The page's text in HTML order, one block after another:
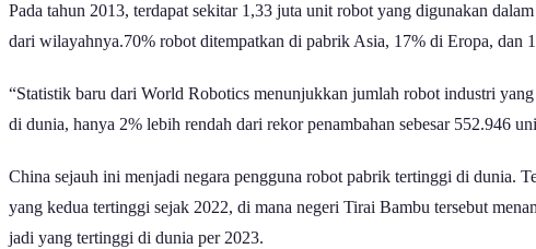
Pada tahun 2013, terdapat sekitar 1,33 juta unit robot yang digunakan
dari wilayahnya.70% robot ditempatkan di pabrik Asia, 17% di Eropa, dan
“Statistik baru dari World Robotics menunjukkan jumlah robot industri
di dunia, hanya 2% lebih rendah dari rekor penambahan sebesar 552.946
China sejauh ini menjadi negara pengguna robot pabrik tertinggi di dunia.
yang kedua tertinggi sejak 2022, di mana negeri Tirai Bambu tersebut
jadi yang tertinggi di dunia per 2023.